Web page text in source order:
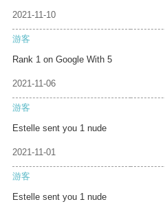
2021-11-10
游客
Rank 1 on Google With 5
2021-11-06
游客
Estelle sent you 1 nude
2021-11-01
游客
Estelle sent you 1 nude